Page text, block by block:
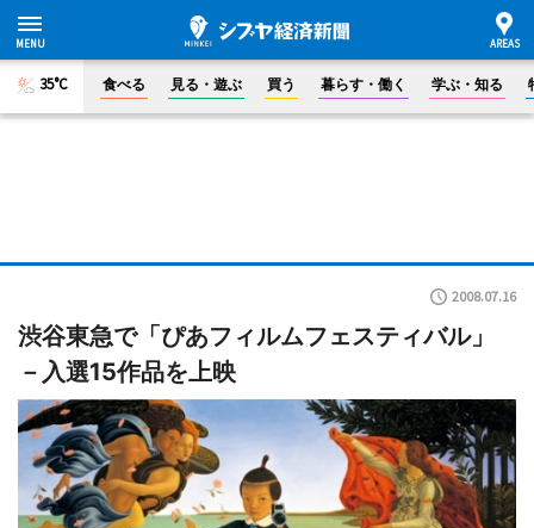
35°C 食べる 見る・遊ぶ 買う 暮らす・働く 学ぶ・知る
2008.07.16
渋谷東急で「ぴあフィルムフェスティバル」
－入選15作品を上映